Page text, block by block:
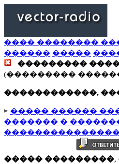
���� ��������
������ �����
���������
(���������
������������,
����� ������
������� �
����� ���������